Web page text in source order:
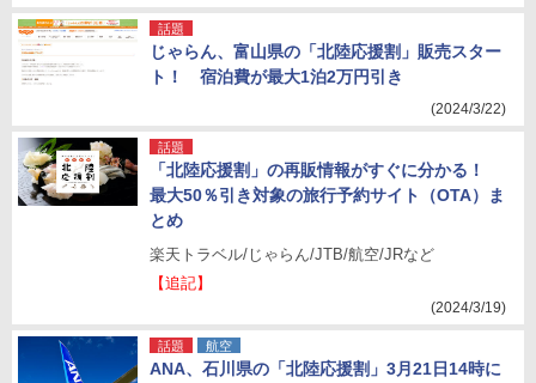
話題
じゃらん、富山県の「北陸応援割」販売スター
ト！ 宿泊費が最大1泊2万円引き
(2024/3/22)
話題
「北陸応援割」の再販情報がすぐに分かる！
最大50％引き対象の旅行予約サイト（OTA）ま
とめ
楽天トラベル/じゃらん/JTB/航空/JRなど
【追記】
(2024/3/19)
話題 航空
ANA、石川県の「北陸応援割」3月21日14時に